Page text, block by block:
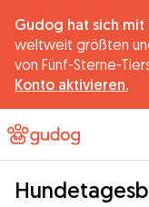
Gudog hat sich mit
weltweit größten
von Fünf-Sterne-
Konto aktivieren.